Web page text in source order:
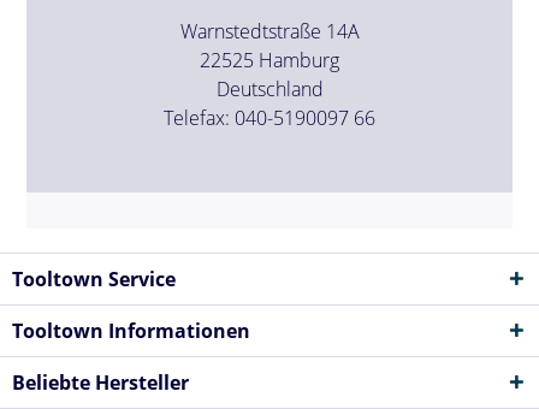
Warnstedtstraße 14A
22525 Hamburg
Deutschland
Telefax: 040-5190097 66
Tooltown Service
Tooltown Informationen
Beliebte Hersteller